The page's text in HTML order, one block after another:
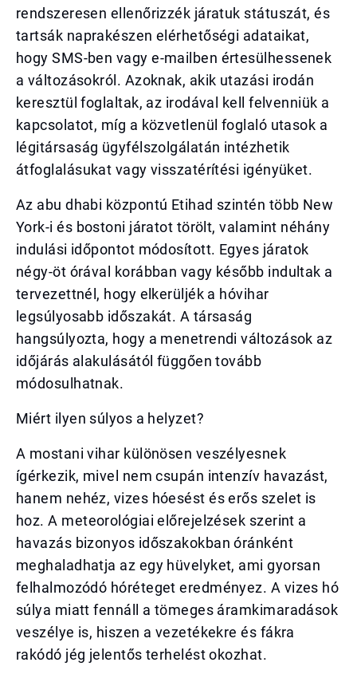
rendszeresen ellenőrizzék járatuk státuszát, és
tartsák naprakészen elérhetőségi adataikat,
hogy SMS-ben vagy e-mailben értesülhessenek
a változásokról. Azoknak, akik utazási irodán
keresztül foglaltak, az irodával kell felvenniük a
kapcsolatot, míg a közvetlenül foglaló utasok a
légitársaság ügyfélszolgálatán intézhetik
átfoglalásukat vagy visszatérítési igényüket.
Az abu dhabi központú Etihad szintén több New
York-i és bostoni járatot törölt, valamint néhány
indulási időpontot módosított. Egyes járatok
négy-öt órával korábban vagy később indultak a
tervezettnél, hogy elkerüljék a hóvihar
legsúlyosabb időszakát. A társaság
hangsúlyozta, hogy a menetrendi változások az
időjárás alakulásától függően tovább
módosulhatnak.
Miért ilyen súlyos a helyzet?
A mostani vihar különösen veszélyesnek
ígérkezik, mivel nem csupán intenzív havazást,
hanem nehéz, vizes hóesést és erős szelet is
hoz. A meteorológiai előrejelzések szerint a
havazás bizonyos időszakokban óránként
meghaladhatja az egy hüvelyket, ami gyorsan
felhalmozódó hóréteget eredményez. A vizes hó
súlya miatt fennáll a tömeges áramkimaradások
veszélye is, hiszen a vezetékekre és fákra
rakódó jég jelentős terhelést okozhat.